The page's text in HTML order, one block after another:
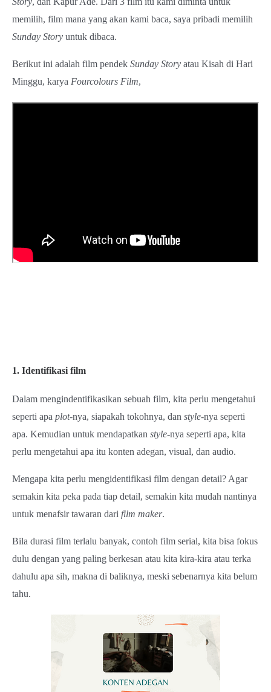
memilih, film mana yang akan kami baca, saya pribadi memilih
Sunday Story untuk dibaca.
Berikut ini adalah film pendek Sunday Story atau Kisah di Hari
Minggu, karya Fourcolours Film,
1. Identifikasi film
Dalam mengindentifikasikan sebuah film, kita perlu mengetahui
seperti apa plot-nya, siapakah tokohnya, dan style­-nya seperti
apa. Kemudian untuk mendapatkan style-nya seperti apa, kita
perlu mengetahui apa itu konten adegan, visual, dan audio.
Mengapa kita perlu mengidentifikasi film dengan detail? Agar
semakin kita peka pada tiap detail, semakin kita mudah nantinya
untuk menafsir tawaran dari film maker.
Bila durasi film terlalu banyak, contoh film serial, kita bisa fokus
dulu dengan yang paling berkesan atau kita kira-kira atau terka
dahulu apa sih, makna di baliknya, meski sebenarnya kita belum
tahu.